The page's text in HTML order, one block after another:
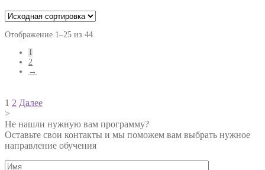
Отображение 1–25 из 44
1
2
→
Навигация
по
записям
1 2 Далее
>
Не нашли нужную вам программу?
Оставьте свои контакты и мы поможем вам выбрать нужное
направление обучения